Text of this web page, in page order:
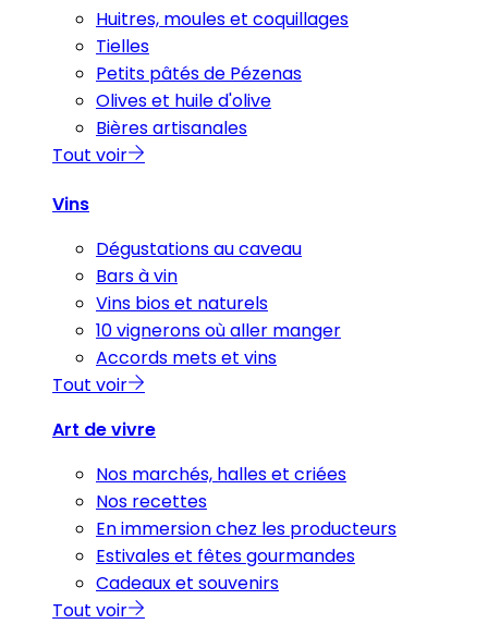
Huitres, moules et coquillages
Tielles
Petits pâtés de Pézenas
Olives et huile d'olive
Bières artisanales
Tout voir
Vins
Dégustations au caveau
Bars à vin
Vins bios et naturels
10 vignerons où aller manger
Accords mets et vins
Tout voir
Art de vivre
Nos marchés, halles et criées
Nos recettes
En immersion chez les producteurs
Estivales et fêtes gourmandes
Cadeaux et souvenirs
Tout voir